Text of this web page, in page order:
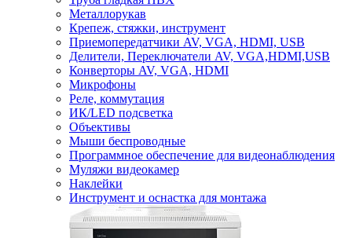
Металлорукав
Крепеж, стяжки, инструмент
Приемопередатчики AV, VGA, HDMI, USB
Делители, Переключатели AV, VGA,HDMI,USB
Конверторы AV, VGA, HDMI
Микрофоны
Реле, коммутация
ИК/LED подсветка
Объективы
Мыши беспроводные
Программное обеспечение для видеонаблюдения
Муляжи видеокамер
Наклейки
Инструмент и оснастка для монтажа